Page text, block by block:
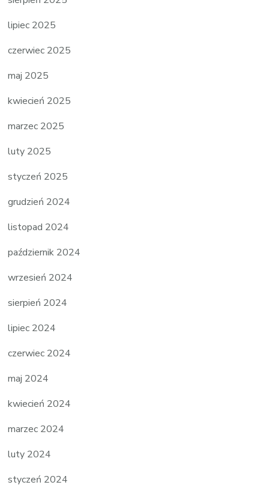
lipiec 2025
czerwiec 2025
maj 2025
kwiecień 2025
marzec 2025
luty 2025
styczeń 2025
grudzień 2024
listopad 2024
październik 2024
wrzesień 2024
sierpień 2024
lipiec 2024
czerwiec 2024
maj 2024
kwiecień 2024
marzec 2024
luty 2024
styczeń 2024